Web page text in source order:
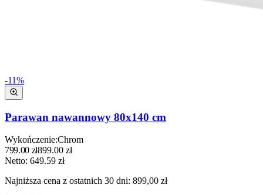
-11%
Parawan nawannowy 80x140 cm
Wykończenie:Chrom
799.00 zł899.00 zł
Netto: 649.59 zł
Najniższa cena z ostatnich 30 dni: 899,00 zł